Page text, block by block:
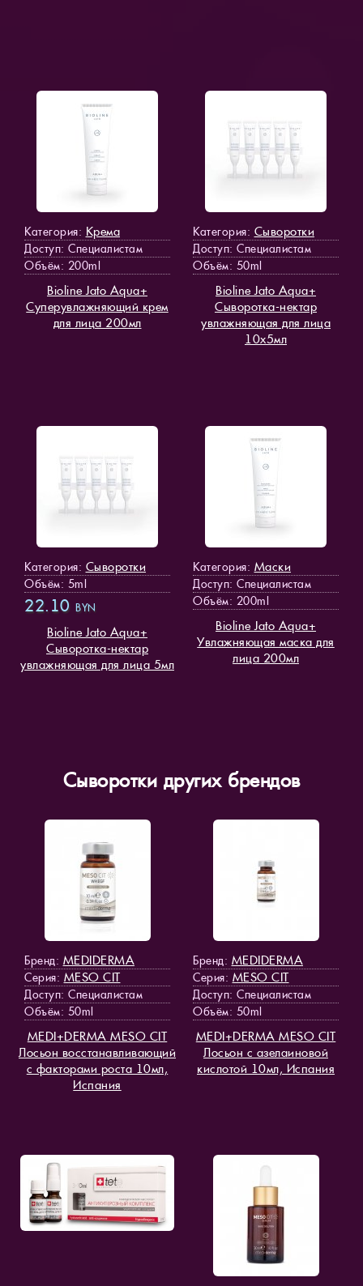
Категория: Крема
Доступ: Специалистам
Объём: 200ml
Bioline Jato Aqua+
Суперувлажняющий крем
для лица 200мл
Категория: Сыворотки
Доступ: Специалистам
Объём: 50ml
Bioline Jato Aqua+
Сыворотка-нектар
увлажняющая для лица
10х5мл
Категория: Сыворотки
Объём: 5ml
22.10 BYN
Bioline Jato Aqua+
Сыворотка-нектар
увлажняющая для лица 5мл
Категория: Маски
Доступ: Специалистам
Объём: 200ml
Bioline Jato Aqua+
Увлажняющая маска для
лица 200мл
Сыворотки других брендов
Бренд: MEDIDERMA
Серия: MESO СIT
Доступ: Специалистам
Объём: 50ml
MEDI+DERMA MESO СIT
Лосьон восстанавливающий
с факторами роста 10мл,
Испания
Бренд: MEDIDERMA
Серия: MESO СIT
Доступ: Специалистам
Объём: 50ml
MEDI+DERMA MESO СIT
Лосьон с азелаиновой
кислотой 10мл, Испания